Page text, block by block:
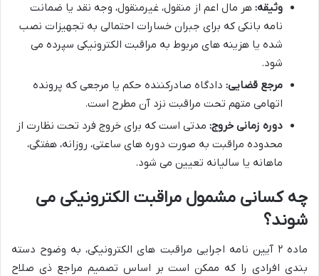
وثیقه: هر مال اعم از منقول، غیرمنقول، وجه نقد یا ضمانت
نامه بانکی که برای جبران خسارات احتمالی به تجهیزات نصب
شده یا هزینه های مربوط به مراقبت الکترونیکی سپرده می
شود.
مرجع قضایی: دادگاه صادرکننده حکم یا مرجعی که پرونده
اتهامی متهم تحت مراقبت نزد آن مطرح است.
دوره زمانی خروج: مدتی است که برای خروج فرد تحت نظارت از
محدوده مراقبت به صورت دوره های ساعتی، روزانه، هفتگی،
ماهانه یا سالیانه تعیین می شود.
چه کسانی مشمول مراقبت الکترونیکی می
شوند؟
ماده ۲ آیین نامه اجرایی مراقبت های الکترونیکی، به وضوح دسته
بندی افرادی را که ممکن است بر اساس تصمیم مراجع ذی صلاح